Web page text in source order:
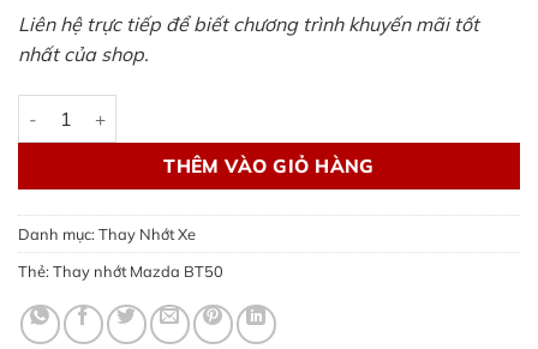
Liên hệ trực tiếp để biết chương trình khuyến mãi tốt
nhất của shop.
Thay nhớt Mazda BT50 - theo thông số hãng số lượng
THÊM VÀO GIỎ HÀNG
Danh mục: Thay Nhớt Xe
Thẻ: Thay nhớt Mazda BT50